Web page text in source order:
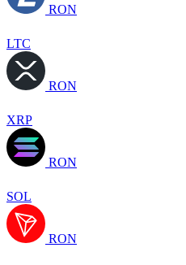
RON
LTC
RON
XRP
RON
SOL
RON